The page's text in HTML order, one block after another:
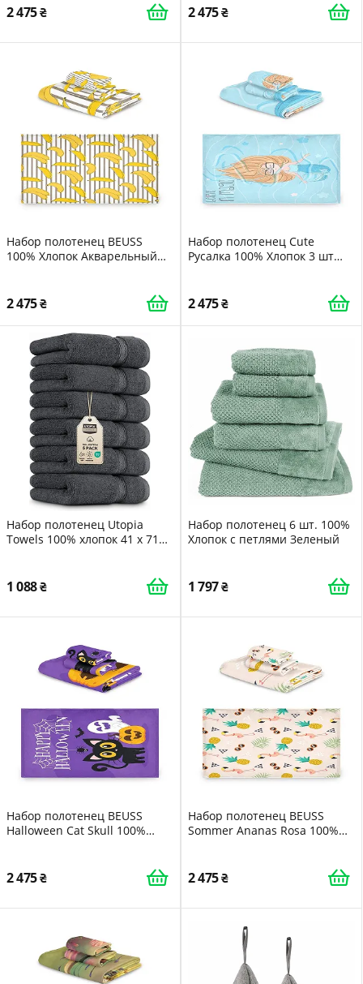
2 475 2 475
Набор полотенец BEUSS
100% Хлопок Акварельный
2 475
Набор полотенец Cute
Русалка 100% Хлопок 3 шт
2 475
Набор полотенец Utopia
Towels 100% хлопок 41 x 71
1 088
Набор полотенец 6 шт. 100%
Хлопок с петлями Зеленый
1 797
Набор полотенец BEUSS
Halloween Cat Skull 100%
2 475
Набор полотенец BEUSS
Sommer Ananas Rosa 100%
2 475